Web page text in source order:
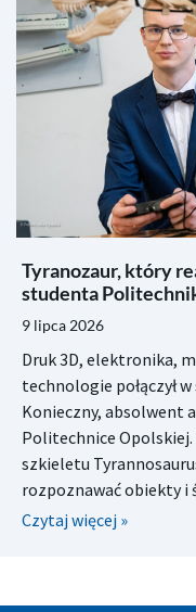
Tyranozaur, który
studenta
9 lipca 2026
Druk 3D, elektronika,
technologie połączył
Konieczny, absolwent
Politechnice
szkieletu
rozpoznawać obiekty i
Czytaj więcej »